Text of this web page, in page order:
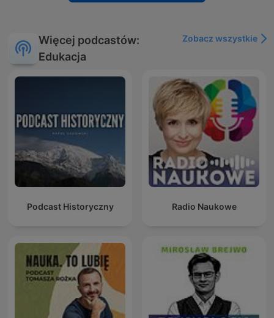
Więcej podcastów:
Edukacja
Zobacz wszystkie
Podcast Historyczny Radio Naukowe